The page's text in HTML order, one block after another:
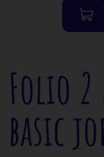
Folio 2
basic